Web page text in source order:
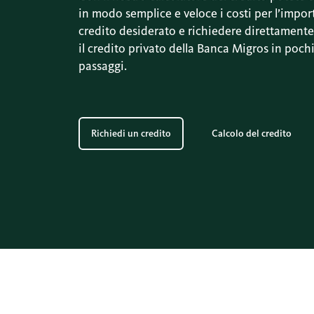
in modo semplice e veloce i costi per
credito desiderato e richiedere
il credito privato della Banca Migros in pochi
passaggi.
Richiedi un credito Calcolo del credito